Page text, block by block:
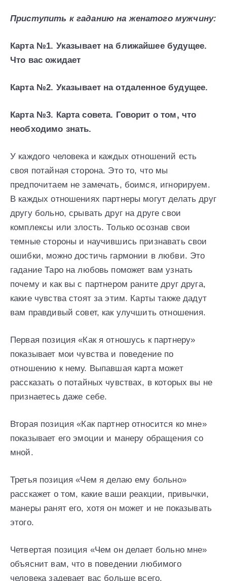
Приступить к гаданию на женатого мужчину:
Карта №1. Указывает на ближайшее будущее.
Что вас ожидает
Карта №2. Указывает на отдаленное будущее.
Карта №3. Карта совета. Говорит о том, что
необходимо знать.
У каждого человека и каждых отношений есть
своя потайная сторона. Это то, что мы
предпочитаем не замечать, боимся, игнорируем.
В каждых отношениях партнеры могут делать друг
другу больно, срывать друг на друге свои
комплексы или злость. Только осознав свои
темные стороны и научившись признавать свои
ошибки, можно достичь гармонии в любви. Это
гадание Таро на любовь поможет вам узнать
почему и как вы с партнером раните друг друга,
какие чувства стоят за этим. Карты также дадут
вам правдивый совет, как улучшить отношения.
Первая позиция «Как я отношусь к партнеру»
показывает мои чувства и поведение по
отношению к нему. Выпавшая карта может
рассказать о потайных чувствах, в которых вы не
признаетесь даже себе.
Вторая позиция «Как партнер относится ко мне»
показывает его эмоции и манеру обращения со
мной.
Третья позиция «Чем я делаю ему больно»
расскажет о том, какие ваши реакции, привычки,
манеры ранят его, хотя он может и не показывать
этого.
Четвертая позиция «Чем он делает больно мне»
объяснит вам, что в поведении любимого
человека задевает вас больше всего.